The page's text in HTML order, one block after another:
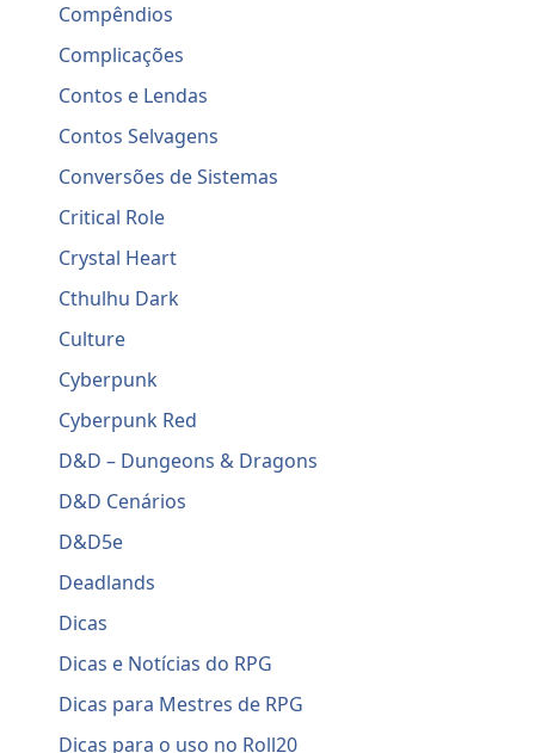
Compêndios
Complicações
Contos e Lendas
Contos Selvagens
Conversões de Sistemas
Critical Role
Crystal Heart
Cthulhu Dark
Culture
Cyberpunk
Cyberpunk Red
D&D – Dungeons & Dragons
D&D Cenários
D&D5e
Deadlands
Dicas
Dicas e Notícias do RPG
Dicas para Mestres de RPG
Dicas para o uso no Roll20